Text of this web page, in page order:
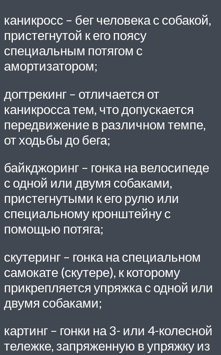
каникросс – бег человека с собакой,
пристегнутой к его поясу
специальным потягом с
амортизатором;
догтрекинг – отличается от
каникросса тем, что допускается
передвижение в различном темпе,
от ходьбы до бега;
байкджоринг – гонка на велосипеде
с одной или двумя собаками,
пристегнутыми к его рулю или
специальному кронштейну с
помощью потяга;
скутеринг – гонка на специальном
самокате (скутере), к которому
прикрепляется упряжка с одной или
двумя собаками;
картинг – гонки на 3- или 4-колесной
тележке, запряженную в упряжку из